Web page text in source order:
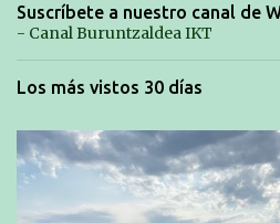
Suscríbete a nuestro canal de
- Canal Buruntzaldea IKT
Los más vistos 30 días